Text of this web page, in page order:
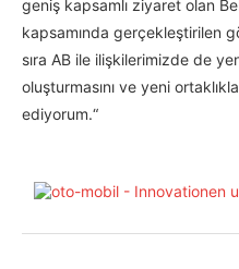
geniş kapsamlı ziyaret olan
kapsamında gerçekleştirilen
sıra AB ile ilişkilerimizde de
oluşturmasını ve yeni
ediyorum.“